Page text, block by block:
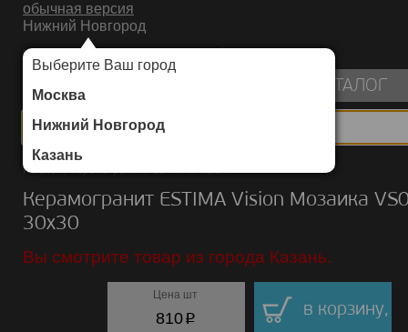
обычная версия
Нижний Новгород
Выберите Ваш город
Москва
Нижний Новгород
Казань
ИНТЕРНЕТ-МАГАЗИН НАПОЛЬНЫХ ПОКРЫТИЙ
КАТАЛОГ
Каталог/Керамогранит/ESTIMA/Vision
Керамогранит ESTIMA Vision Мозаика
30х30
Вы смотрите товар из города Казань.
Цена шт
810p в корзину,